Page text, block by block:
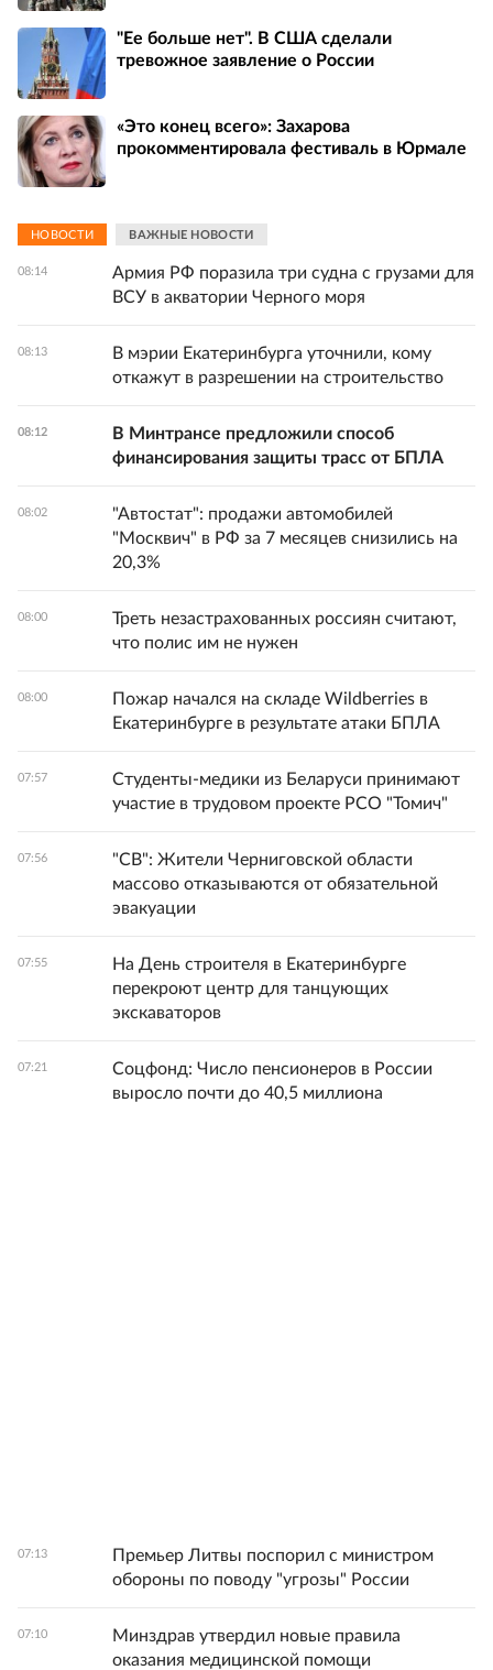
"Ее больше нет". В США сделали
тревожное заявление о России
«Это конец всего»: Захарова
прокомментировала фестиваль в Юрмале
НОВОСТИ ВАЖНЫЕ НОВОСТИ
08:14
Армия РФ поразила три судна с грузами для
ВСУ в акватории Черного моря
08:13
В мэрии Екатеринбурга уточнили, кому
откажут в разрешении на строительство
08:12
В Минтрансе предложили способ
финансирования защиты трасс от БПЛА
08:02
"Автостат": продажи автомобилей
"Москвич" в РФ за 7 месяцев снизились на
20,3%
08:00
Треть незастрахованных россиян считают,
что полис им не нужен
08:00
Пожар начался на складе Wildberries в
Екатеринбурге в результате атаки БПЛА
07:57
Студенты-медики из Беларуси принимают
участие в трудовом проекте РСО "Томич"
07:56
"СВ": Жители Черниговской области
массово отказываются от обязательной
эвакуации
07:55
На День строителя в Екатеринбурге
перекроют центр для танцующих
экскаваторов
07:21
Соцфонд: Число пенсионеров в России
выросло почти до 40,5 миллиона
07:13
Премьер Литвы поспорил с министром
обороны по поводу "угрозы" России
07:10
Минздрав утвердил новые правила
оказания медицинской помощи